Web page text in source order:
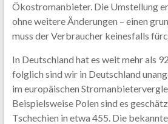
Ökostromanbieter. Die Umstellung
ohne weitere Änderungen – einen
muss der Verbraucher keinesfalls
In Deutschland hat es weit mehr als
folglich sind wir in Deutschland
im europäischen
Beispielsweise Polen sind es
Tschechien in etwa 455. Die